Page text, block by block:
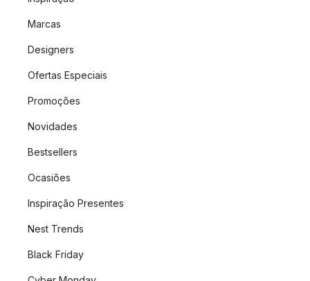
Marcas
Designers
Ofertas Especiais
Promoções
Novidades
Bestsellers
Ocasiões
Inspiração Presentes
Nest Trends
Black Friday